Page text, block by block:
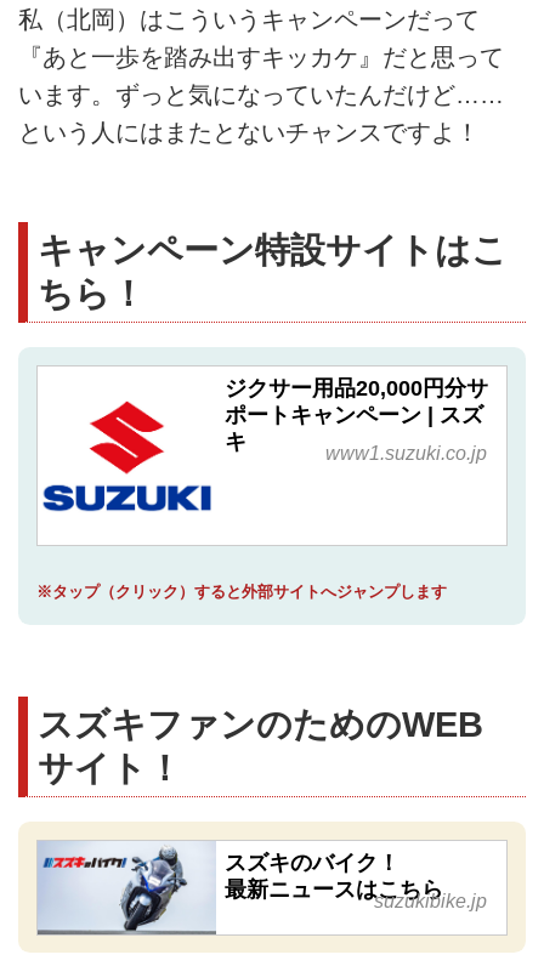
私（北岡）はこういうキャンペーンだって
『あと一歩を踏み出すキッカケ』だと思って
います。ずっと気になっていたんだけど……
という人にはまたとないチャンスですよ！
キャンペーン特設サイトはこ
ちら！
ジクサー用品20,000円分サ
ポートキャンペーン | スズ
キ
www1.suzuki.co.jp
※タップ（クリック）すると外部サイトへジャンプします
スズキファンのためのWEB
サイト！
スズキのバイク！
最新ニュースはこちら
suzukibike.jp